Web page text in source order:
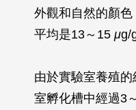
外觀和自然的顏
平均是13～15 μg/
由於實驗室養殖
室孵化槽中經過3